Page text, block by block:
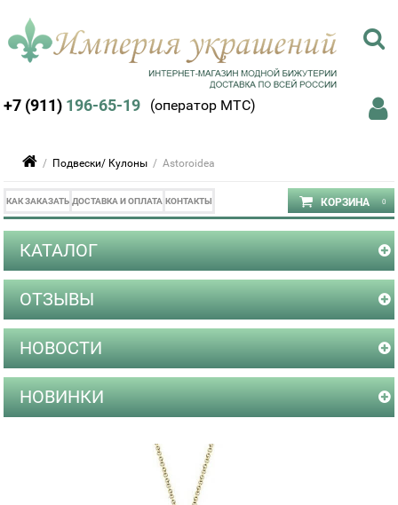
+7 (911) 196-65-19 (оператор МТС)
/ Подвески/ Кулоны / Astoroidea
КАК ЗАКАЗАТЬ ДОСТАВКА И ОПЛАТА КОНТАКТЫ
КАТАЛОГ
ОТЗЫВЫ
НОВОСТИ
НОВИНКИ